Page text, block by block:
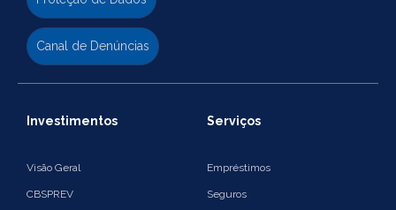
Canal de Denúncias
Investimentos
Visão Geral
CBSPREV
Serviços
Empréstimos
Seguros